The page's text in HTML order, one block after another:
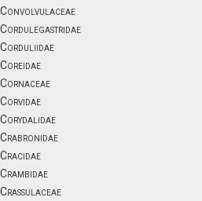
Convolvulaceae
Cordulegastridae
Corduliidae
Coreidae
Cornaceae
Corvidae
Corydalidae
Crabronidae
Cracidae
Crambidae
Crassulaceae